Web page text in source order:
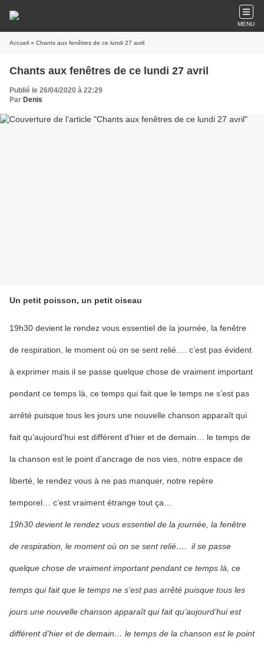
MENU
Accueil » Chants aux fenêtres de ce lundi 27 avril
Chants aux fenêtres de ce lundi 27 avril
Publié le 26/04/2020 à 22:29
Par Denis
Un petit poisson, un petit oiseau
19h30 devient le rendez vous essentiel de la journée, la fenêtre
de respiration, le moment où on se sent relié…. c’est pas évident
à exprimer mais il se passe quelque chose de vraiment important
pendant ce temps là, ce temps qui fait que le temps ne s’est pas
arrêté puisque tous les jours une nouvelle chanson apparaît qui
fait qu’aujourd’hui est différent d’hier et de demain… le temps de
la chanson est le point d’ancrage de nos vies, notre espace de
liberté, le rendez vous à ne pas manquer, notre repère
temporel… c’est vraiment étrange tout ça…
19h30 devient le rendez vous essentiel de la journée, la fenêtre
de respiration, le moment où on se sent relié…. il se passe
quelque chose de vraiment important pendant ce temps là, ce
temps qui fait que le temps ne s’est pas arrêté puisque tous les
jours une nouvelle chanson apparaît qui fait qu’aujourd’hui est
différent d’hier et de demain… le temps de la chanson est le point